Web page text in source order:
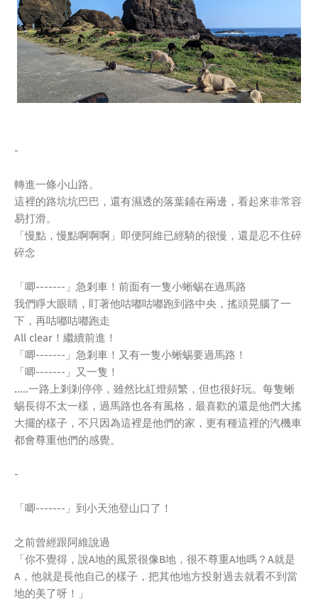
-
轉進一條小山路。
這裡的路坑坑巴巴，還有濕透的落葉鋪在兩邊，看起來非常容
易打滑。
「慢點，慢點啊啊啊」即便阿維已經騎的很慢，還是忍不住碎
碎念
「唧-------」急剎車！前面有一隻小蜥蜴在過馬路
我們睜大眼睛，盯著他咕嘟咕嘟跑到路中央，搖頭晃腦了一
下，再咕嘟咕嘟跑走
All clear！繼續前進！
「唧-------」急剎車！又有一隻小蜥蜴要過馬路！
「唧-------」又一隻！
.....一路上剎剎停停，雖然比紅燈頻繁，但也很好玩。每隻蜥
蜴長得不太一樣，過馬路也各有風格，最喜歡的還是他們大搖
大擺的樣子，不只因為這裡是他們的家，更有種這裡的汽機車
都會尊重他們的感覺。
-
「唧-------」到小天池登山口了！
之前曾經跟阿維說過
「你不覺得，說A地的風景很像B地，很不尊重A地嗎？A就是
A，他就是長他自己的樣子，把其他地方投射過去就看不到當
地的美了呀！」